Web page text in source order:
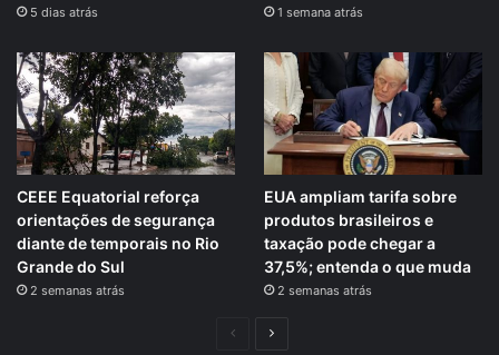
5 dias atrás 1 semana atrás
CEEE Equatorial reforça
orientações de segurança
diante de temporais no Rio
Grande do Sul
2 semanas atrás
EUA ampliam tarifa sobre
produtos brasileiros e
taxação pode chegar a
37,5%; entenda o que muda
2 semanas atrás
Página